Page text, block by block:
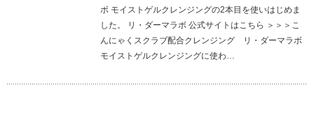
ボ モイストゲルクレンジングの2本目を使いはじめま
した。 リ・ダーマラボ 公式サイトはこちら ＞＞＞こ
んにゃくスクラブ配合クレンジング リ・ダーマラボ
モイストゲルクレンジングに使わ…